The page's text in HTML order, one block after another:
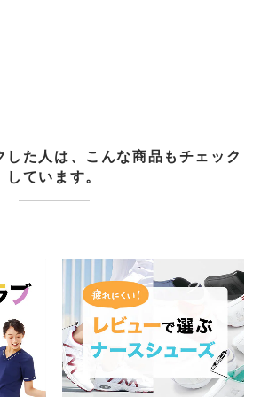
した人は、こんな商品もチェック
しています。